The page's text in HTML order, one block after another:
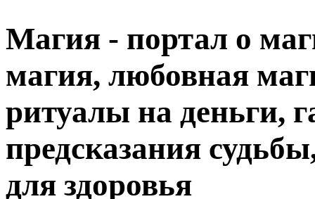
Магия - портал о
магия, любовная
ритуалы на деньги,
предсказания
для здоровья